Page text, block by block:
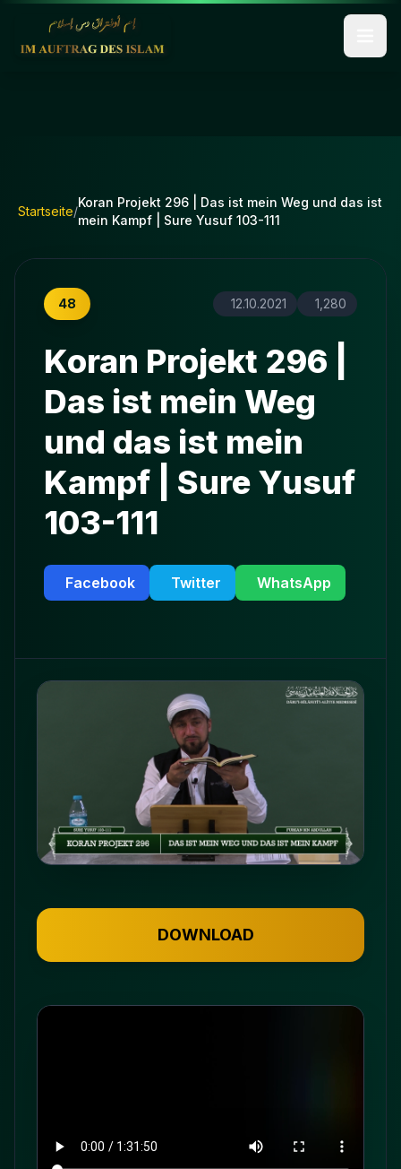
Startseite/
Koran Projekt 296 | Das ist mein Weg und das ist
mein Kampf | Sure Yusuf 103-111
48 12.10.2021 1,280
Koran Projekt 296 |
Das ist mein Weg
und das ist mein
Kampf | Sure Yusuf
103-111
Facebook Twitter WhatsApp
DOWNLOAD